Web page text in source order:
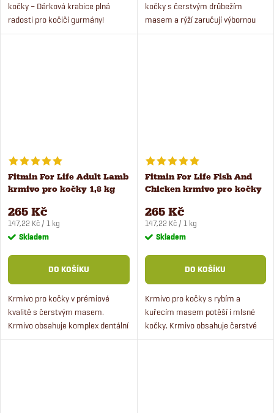
kočky – Dárková krabice plná
radosti pro kočičí gurmány!
Krabice obsahuje krmivo,
kočky s čerstvým drůbežím
masem a rýží zaručují výbornou
chutnost. Komplex dentální péče
Fitmin For Life Adult Lamb
krmivo pro kočky 1,8 kg
265 Kč
Měrná
cena:
147,22 Kč / 1 kg
Skladem
DO KOŠÍKU
Krmivo pro kočky v prémiové
kvalitě s čerstvým masem.
Krmivo obsahuje komplex dentální
péče, čerstvé jehněčí maso a rýži.
Fitmin For Life Fish And
Chicken krmivo pro kočky
265 Kč
Měrná
cena:
147,22 Kč / 1 kg
Skladem
DO KOŠÍKU
Krmivo pro kočky s rybím a
kuřecím masem potěší i mlsné
kočky. Krmivo obsahuje čerstvé
maso a komplex dentální péče.